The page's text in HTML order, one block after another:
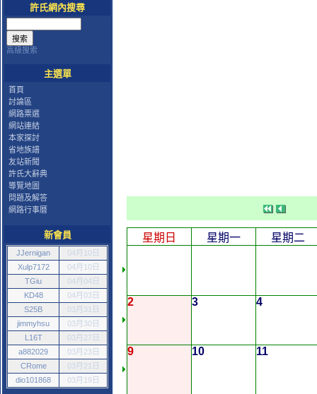
許氏網內搜尋
高級搜索
主選單
首頁
討論區
網路票選
網站連結
本家探討
省地族譜
友站新聞
許氏大辭典
導覽地圖
問題及解答
網路行事曆
新會員
JJernigan
04月10日
Xulp7172
04月10日
TGiu
04月04日
KD48
04月03日
S25B
03月31日
jimmyhsu
03月30日
L16T
03月27日
a882029
03月23日
CRome
03月21日
dio101868
03月19日
星期日 星期一 星期二
2 3 4
9 10 11